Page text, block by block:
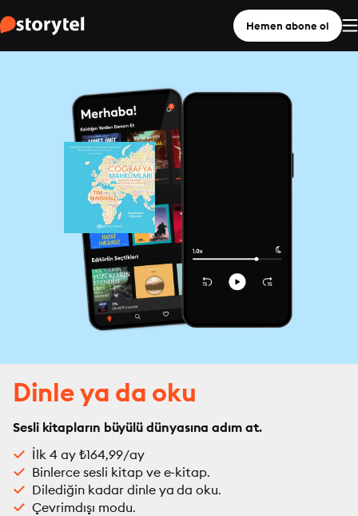
Hemen abone ol
Dinle ya da oku
Sesli kitapların büyülü dünyasına adım at.
İlk 4 ay ₺164,99/ay
Binlerce sesli kitap ve e-kitap.
Dilediğin kadar dinle ya da oku.
Çevrimdışı modu.